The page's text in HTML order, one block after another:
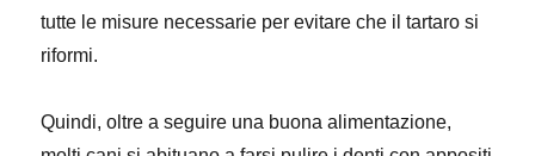
tutte le misure necessarie per evitare che il tartaro si
riformi.
Quindi, oltre a seguire una buona alimentazione,